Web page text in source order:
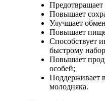
Предотвращает
Повышает
Улучшает
Повышает
Способствует
быстрому
Повышает
особей;
Поддерживает
молодняка.